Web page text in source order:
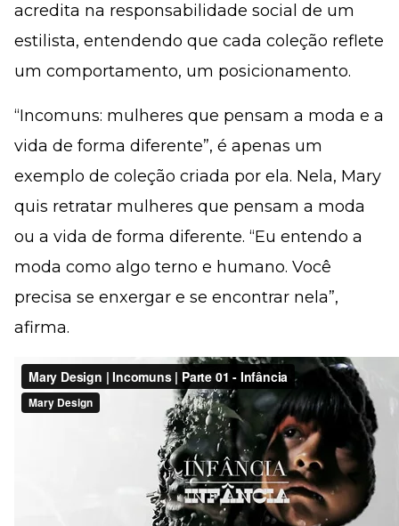
acredita na responsabilidade social de um
estilista, entendendo que cada coleção reflete
um comportamento, um posicionamento.
“Incomuns: mulheres que pensam a moda e a
vida de forma diferente”, é apenas um
exemplo de coleção criada por ela. Nela, Mary
quis retratar mulheres que pensam a moda
ou a vida de forma diferente. “Eu entendo a
moda como algo terno e humano. Você
precisa se enxergar e se encontrar nela”,
afirma.